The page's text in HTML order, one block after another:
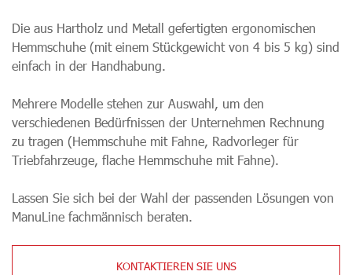
Die aus Hartholz und Metall gefertigten ergonomischen
Hemmschuhe (mit einem Stückgewicht von 4 bis 5 kg) sind
einfach in der Handhabung.
Mehrere Modelle stehen zur Auswahl, um den
verschiedenen Bedürfnissen der Unternehmen Rechnung
zu tragen (Hemmschuhe mit Fahne, Radvorleger für
Triebfahrzeuge, flache Hemmschuhe mit Fahne).
Lassen Sie sich bei der Wahl der passenden Lösungen von
ManuLine fachmännisch beraten.
KONTAKTIEREN SIE UNS